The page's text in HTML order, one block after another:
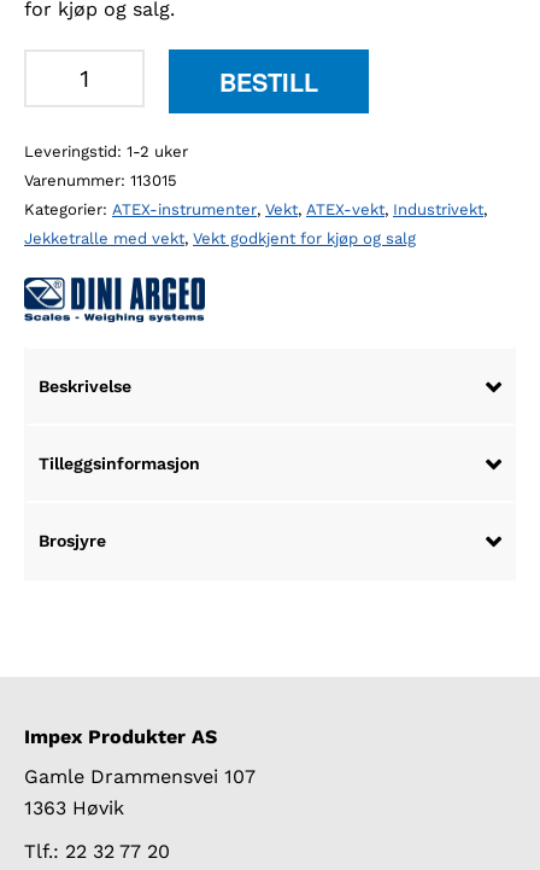
for kjøp og salg.
vekt
i
rustfritt
stål
Dini
Argeo
EX2GDM
BESTILL
Leveringstid: 1-2 uker
Varenummer: 113015
Kategorier: ATEX-instrumenter, Vekt, ATEX-vekt, Industrivekt,
Jekketralle med vekt, Vekt godkjent for kjøp og salg
Beskrivelse
Tilleggsinformasjon
Brosjyre
Impex Produkter AS
Gamle Drammensvei 107
1363 Høvik
Tlf.: 22 32 77 20